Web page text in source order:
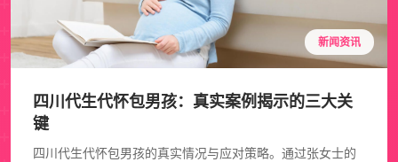
新闻资讯
四川代生代怀包男孩：真实案例揭示的三大关
键
四川代生代怀包男孩的真实情况与应对策略。通过张女士的